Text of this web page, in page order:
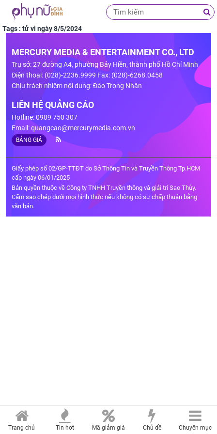
Tags : tử vi ngày 8/5/2024
MERCURY MEDIA & ENTERTAINMENT CO., LTD
Trụ sở: 27 đường A4, phường Bảy Hiền, thành phố Hồ Chí Minh
Điện thoại: (028)-2236.9999 Fax: (028)-6268.0458
Chịu trách nhiệm nội dung: Đào Trọng Nhân
LIÊN HỆ QUẢNG CÁO
Hotline: 0909 750 307
Email:quangcao@mercurymedia.com.vn
BẢNG GIÁ
Giấy phép số 02/GP-TTĐT do Sở Thông Tin và Truyền Thông Tp.HCM
cấp ngày 06/01/2025
Bản quyền thuộc về Công ty TNHH Truyền thông và giải trí Sao Thủy.
Cấm sao chép dưới mọi hình thức nếu không có sự chấp thuận bằng
văn bản.
Trang chủ Tin hot Mã giảm giá Chủ đề Chuyên mục